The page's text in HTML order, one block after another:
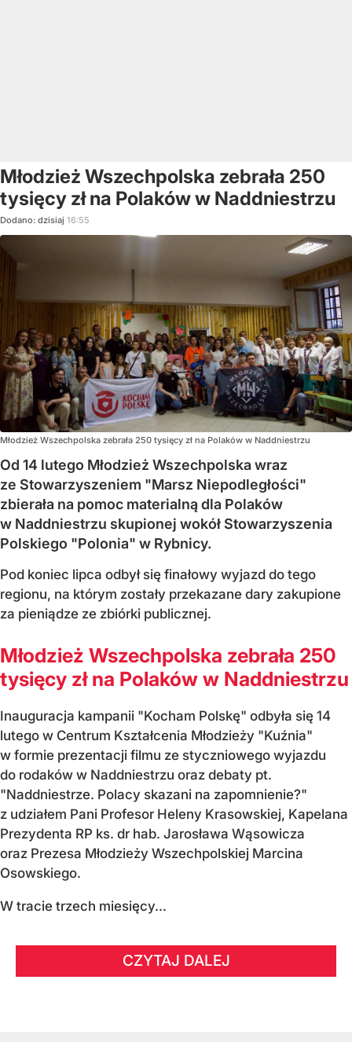
Młodzież Wszechpolska zebrała 250
tysięcy zł na Polaków w Naddniestrzu
Dodano: dzisiaj 16:55
Młodzież Wszechpolska zebrała 250 tysięcy zł na Polaków w Naddniestrzu
Od 14 lutego Młodzież Wszechpolska wraz
ze Stowarzyszeniem "Marsz Niepodległości"
zbierała na pomoc materialną dla Polaków
w Naddniestrzu skupionej wokół Stowarzyszenia
Polskiego "Polonia" w Rybnicy.
Pod koniec lipca odbył się finałowy wyjazd do tego
regionu, na którym zostały przekazane dary zakupione
za pieniądze ze zbiórki publicznej.
Młodzież Wszechpolska zebrała 250
tysięcy zł na Polaków w Naddniestrzu
Inauguracja kampanii "Kocham Polskę" odbyła się 14
lutego w Centrum Kształcenia Młodzieży "Kuźnia"
w formie prezentacji filmu ze styczniowego wyjazdu
do rodaków w Naddniestrzu oraz debaty pt.
"Naddniestrze. Polacy skazani na zapomnienie?"
z udziałem Pani Profesor Heleny Krasowskiej, Kapelana
Prezydenta RP ks. dr hab. Jarosława Wąsowicza
oraz Prezesa Młodzieży Wszechpolskiej Marcina
Osowskiego.
W tracie trzech miesięcy...
CZYTAJ DALEJ